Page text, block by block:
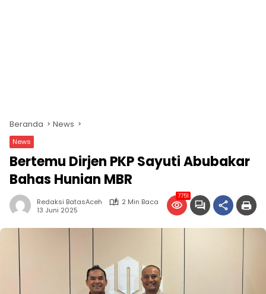
Beranda News
News
Bertemu Dirjen PKP Sayuti Abubakar
Bahas Hunian MBR
Redaksi BatasAceh
2 Min Baca
13 Juni 2025
7751